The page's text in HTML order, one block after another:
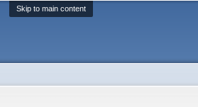
Skip to main content